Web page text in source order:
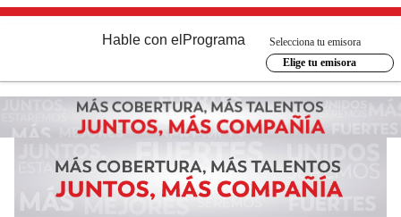
Hable con el Programa
Selecciona tu emisora
Elige tu emisora